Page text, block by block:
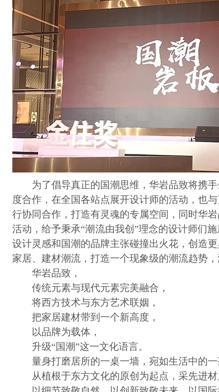
为了倡导真正的国潮思维，华岩品致将携手
度合作，在全国各站点展开设计师的活动，也
行协同合作，打造有灵魂的专属空间，同时华
活动，给予秉承“潮流由我创”理念的设计师们
设计灵感和国潮的品牌主张碰撞出火花，创造
家居、建材潮流，打造一个现象级的潮流趋势
华岩品致，
传统元素与现代元素完美融合，
将西方技术与东方艺术联姻，
把家居建材带到一个新高度，
以品牌为载体，
升级“国潮”这一文化语言。
量身打磨居所的一桌一墙，宛如生活中的一
从植根于东方文化的原创为起点，采先进材